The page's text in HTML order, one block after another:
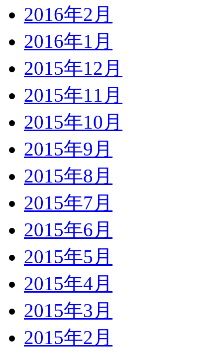
2016年2月
2016年1月
2015年12月
2015年11月
2015年10月
2015年9月
2015年8月
2015年7月
2015年6月
2015年5月
2015年4月
2015年3月
2015年2月